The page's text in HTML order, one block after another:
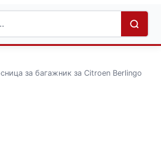
за багажник за Citroen Berlingo